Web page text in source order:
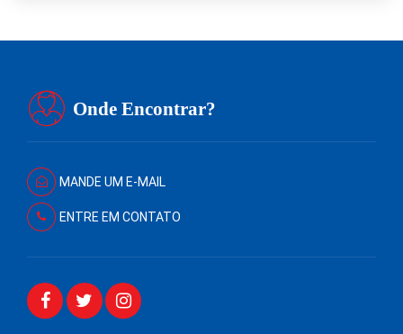
Onde Encontrar?
MANDE UM E-MAIL
ENTRE EM CONTATO